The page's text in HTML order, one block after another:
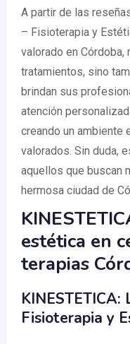
A partir de las
– Fisioterapia y
valorado en
tratamientos, sino
brindan sus
atención
creando un ambiente
valorados. Sin duda,
aquellos que buscan
hermosa ciudad de
estética en
terapias
KINESTETICA:
Fisioterapia y